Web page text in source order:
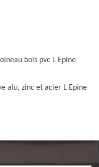
bois pvc L Epine
alu, zinc et acier L Epine